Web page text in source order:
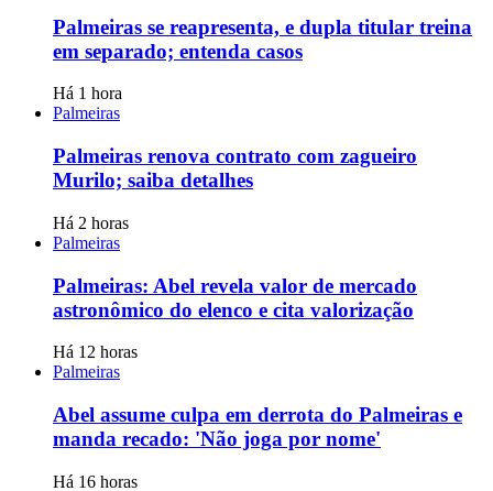
Palmeiras se reapresenta, e dupla titular treina
em separado; entenda casos
Há 1 hora
Palmeiras
Palmeiras renova contrato com zagueiro
Murilo; saiba detalhes
Há 2 horas
Palmeiras
Palmeiras: Abel revela valor de mercado
astronômico do elenco e cita valorização
Há 12 horas
Palmeiras
Abel assume culpa em derrota do Palmeiras e
manda recado: 'Não joga por nome'
Há 16 horas